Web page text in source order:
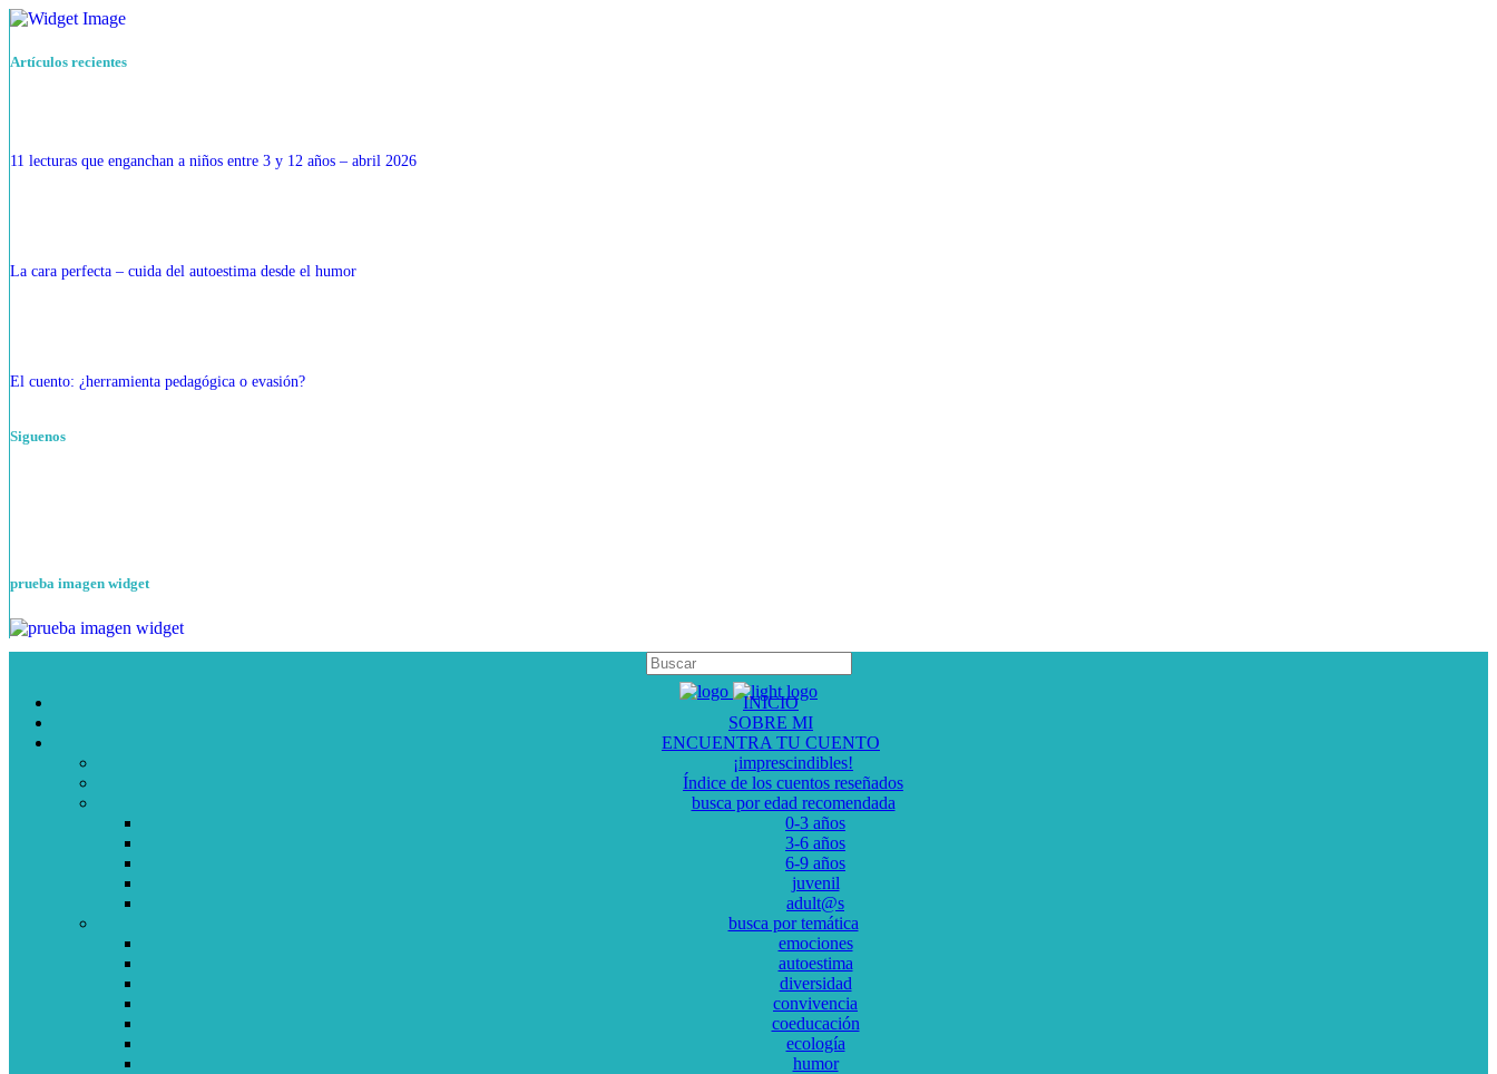
Artículos recientes
11 lecturas que enganchan a niños entre 3 y 12 años – abril 2026
La cara perfecta – cuida del autoestima desde el humor
El cuento: ¿herramienta pedagógica o evasión?
Siguenos
prueba imagen widget
INICIO
SOBRE MI
ENCUENTRA TU CUENTO
¡imprescindibles!
Índice de los cuentos reseñados
busca por edad recomendada
0-3 años
3-6 años
6-9 años
juvenil
adult@s
busca por temática
emociones
autoestima
diversidad
convivencia
coeducación
ecología
humor